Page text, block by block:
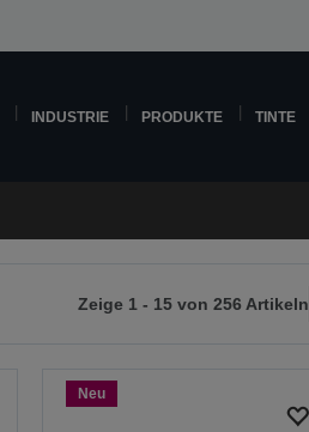
INDUSTRIE PRODUKTE TINTE
Zeige 1 - 15 von 256 Artikeln
Neu